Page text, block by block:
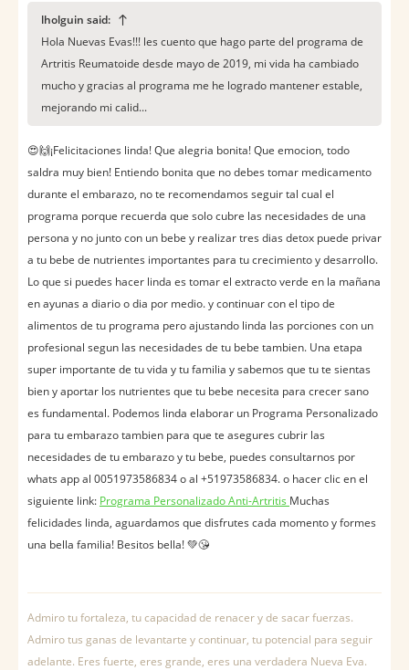
lholguin said:
Hola Nuevas Evas!!! les cuento que hago parte del programa de
Artritis Reumatoide desde mayo de 2019, mi vida ha cambiado
mucho y gracias al programa me he logrado mantener estable,
mejorando mi calid...
😍🙌¡Felicitaciones linda! Que alegria bonita! Que emocion, todo
saldra muy bien! Entiendo bonita que no debes tomar medicamento
durante el embarazo, no te recomendamos seguir tal cual el
programa porque recuerda que solo cubre las necesidades de una
persona y no junto con un bebe y realizar tres dias detox puede privar
a tu bebe de nutrientes importantes para tu crecimiento y desarrollo.
Lo que si puedes hacer linda es tomar el extracto verde en la mañana
en ayunas a diario o dia por medio. y continuar con el tipo de
alimentos de tu programa pero ajustando linda las porciones con un
profesional segun las necesidades de tu bebe tambien. Una etapa
super importante de tu vida y tu familia y sabemos que tu te sientas
bien y aportar los nutrientes que tu bebe necesita para crecer sano
es fundamental. Podemos linda elaborar un Programa Personalizado
para tu embarazo tambien para que te asegures cubrir las
necesidades de tu embarazo y tu bebe, puedes consultarnos por
whats app al 0051973586834 o al +51973586834. o hacer clic en el
siguiente link: Programa Personalizado Anti-Artritis Muchas
felicidades linda, aguardamos que disfrutes cada momento y formes
una bella familia! Besitos bella! 💚😘
Admiro tu fortaleza, tu capacidad de renacer y de sacar fuerzas.
Admiro tus ganas de levantarte y continuar, tu potencial para seguir
adelante. Eres fuerte, eres grande, eres una verdadera Nueva Eva.